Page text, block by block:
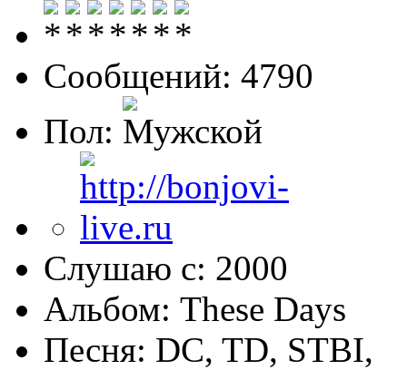
Сообщений: 4790
Пол:
Слушаю с: 2000
Альбом: These Days
Песня: DC, TD, STBI,